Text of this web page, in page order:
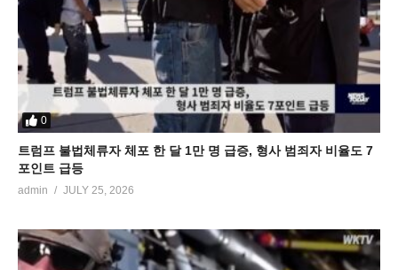
0
트럼프 불법체류자 체포 한 달 1만 명 급증, 형사 범죄자 비율도 7
포인트 급등
admin JULY 25, 2026